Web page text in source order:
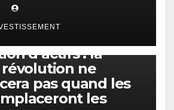
d’actifs : la
ne
pas quand les
les